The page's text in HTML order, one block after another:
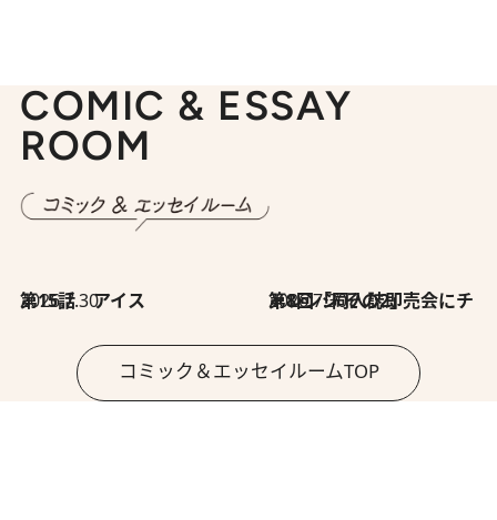
COMIC & ESSAY
ROOM
2026.7.30
第15話 アイス 2026.7.30
第8回「同人誌即売会にチャレンジ その2」
コミック＆エッセイルームTOP